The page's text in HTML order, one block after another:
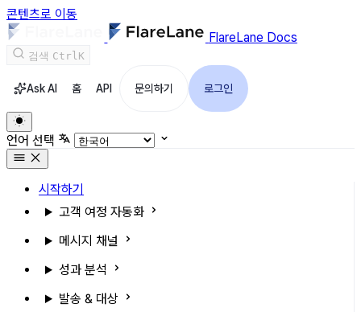
콘텐츠로 이동
FlareLane Docs
검색 CtrlK
Ask AI 홈 API 문의하기 로그인
언어 선택
시작하기
고객 여정 자동화
메시지 채널
성과 분석
발송 & 대상